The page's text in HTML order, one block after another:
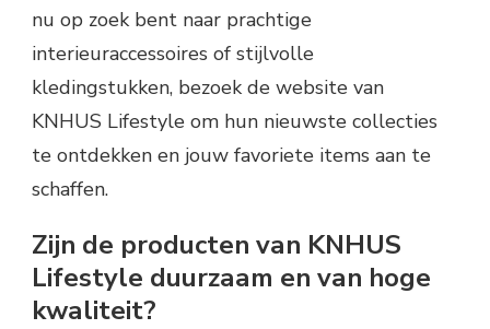
nu op zoek bent naar prachtige
interieuraccessoires of stijlvolle
kledingstukken, bezoek de website van
KNHUS Lifestyle om hun nieuwste collecties
te ontdekken en jouw favoriete items aan te
schaffen.
Zijn de producten van KNHUS
Lifestyle duurzaam en van hoge
kwaliteit?